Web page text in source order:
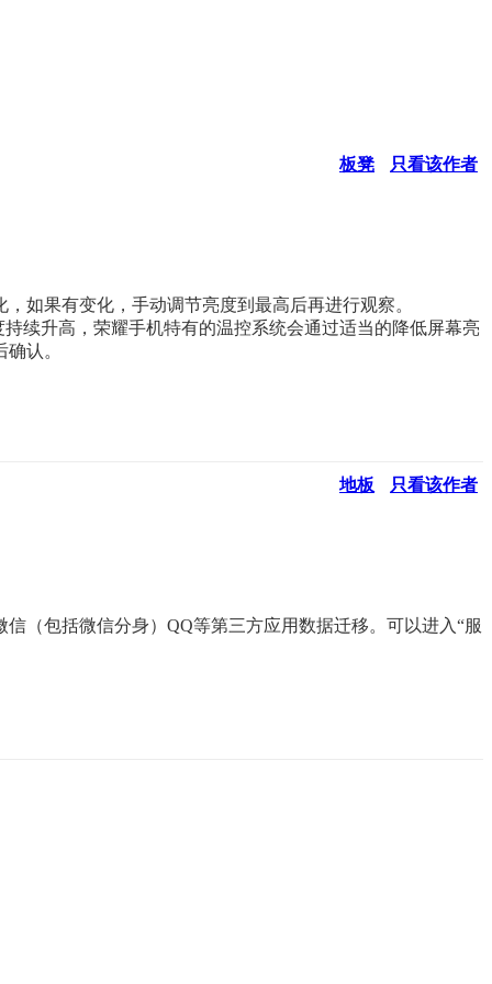
板凳 只看该作者
如果有变化，手动调节亮度到最高后再进行观察。
续升高，荣耀手机特有的温控系统会通过适当的降低屏幕亮
认。
地板 只看该作者
（包括微信分身）QQ等第三方应用数据迁移。可以进入“服